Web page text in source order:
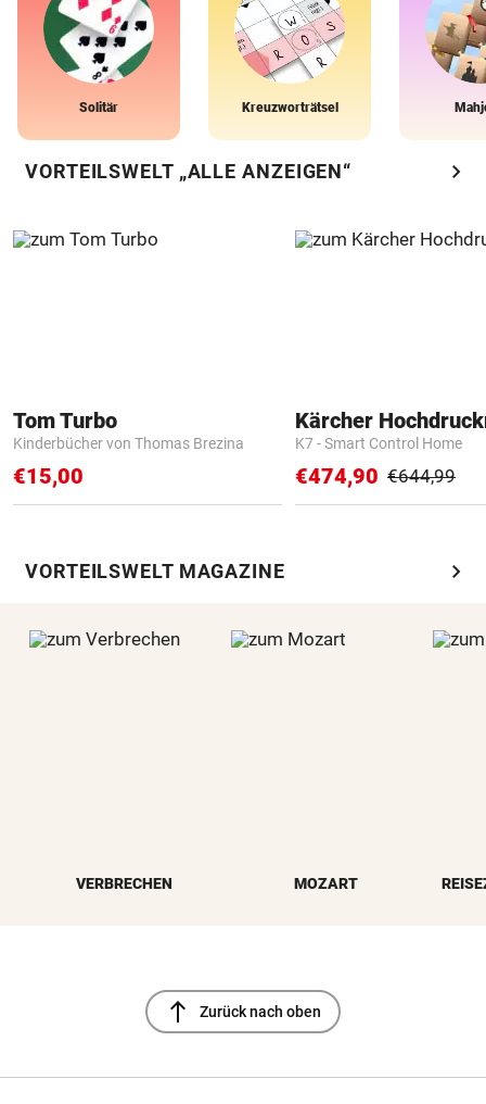
Solitär Kreuzworträtsel
VORTEILSWELT „ALLE ANZEIGEN“ chevron_right
Tom Turbo
Kinderbücher von Thomas Brezina
€15,00
Kärcher
K7 - Smart Control Home
€474,90 €644,99
VORTEILSWELT MAGAZINE chevron_right
VERBRECHEN MOZART
north Zurück nach oben